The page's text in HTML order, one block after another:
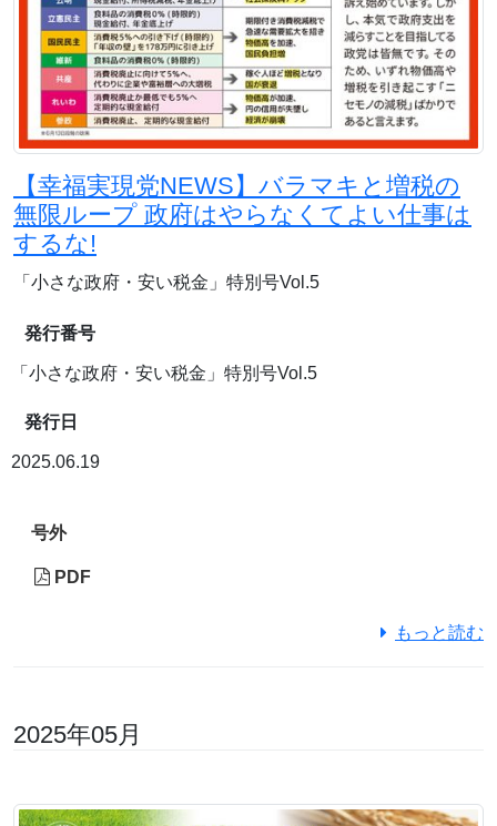
【幸福実現党NEWS】バラマキと増税の
無限ループ 政府はやらなくてよい仕事は
するな!
「小さな政府・安い税金」特別号Vol.5
発行番号
「小さな政府・安い税金」特別号Vol.5
発行日
2025.06.19
号外
PDF
もっと読む
2025年05月